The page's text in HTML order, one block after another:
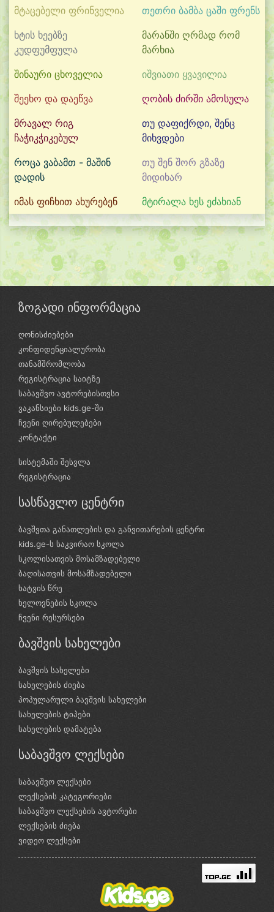
მტაცებელი ფრინველია
თეთრი ბამბა ცაში ფრენს
ხტის ხეებზე
კუდფუმფულა
მარანში ღრმად რომ
მარხია
შინაური ცხოველია
იშვიათი ყვავილია
შეეხო და დაეწვა
ღობის ძირში ამოსულა
მრავალ რიგ
ჩაჭიკჭიკებულ
თუ დაფიქრდი, შენც
მიხვდები
როცა ვაბამთ - მაშინ
დადის
თუ შენ შორ გზაზე
მიდიხარ
იმას ფიჩხით ახურებენ
მტირალა ხეს ეძახიან
ზოგადი ინფორმაცია
ღონისძიებები
კონფიდენციალურობა
თანამშრომლობა
რეგისტრაცია საიტზე
საბავშვო ავტორებისთვსი
ვაკანსიები kids.ge-ში
ჩვენი ღირებულებები
კონტაქტი
სისტემაში შესვლა
რეგისტრაცია
სასწავლო ცენტრი
ბავშვთა განათლების და განვითარების ცენტრი
kids.ge-ს საკვირაო სკოლა
სკოლისათვის მოსამზადებელი
ბაღისათვის მოსამზადებელი
ხატვის წრე
ხელოვნების სკოლა
ჩვენი რესურსები
ბავშვის სახელები
ბავშვის სახელები
სახელების ძიება
პოპულარული ბავშვის სახელები
სახელების ტიპები
სახელების დამატება
საბავშვო ლექსები
საბავშვო ლექსები
ლექსების კატეგორიები
საბავშვო ლექსების ავტორები
ლექსების ძიება
ვიდეო ლექსები